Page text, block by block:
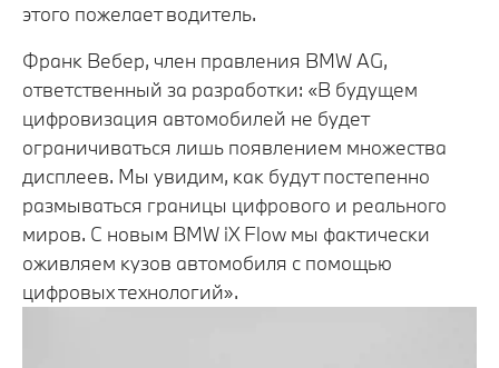
этого пожелает водитель.
Франк Вебер, член правления BMW AG,
ответственный за разработки: «В будущем
цифровизация автомобилей не будет
ограничиваться лишь появлением множества
дисплеев. Мы увидим, как будут постепенно
размываться границы цифрового и реального
миров. С новым BMW iX Flow мы фактически
оживляем кузов автомобиля с помощью
цифровых технологий».